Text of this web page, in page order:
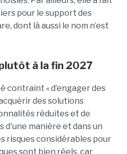
pour le support des
dont là aussi le nom n’est
à la fin 2027
contraint « d’engager des
des solutions
réduites et de
d'une manière et dans un
risques considérables pour
sont bien réels, car